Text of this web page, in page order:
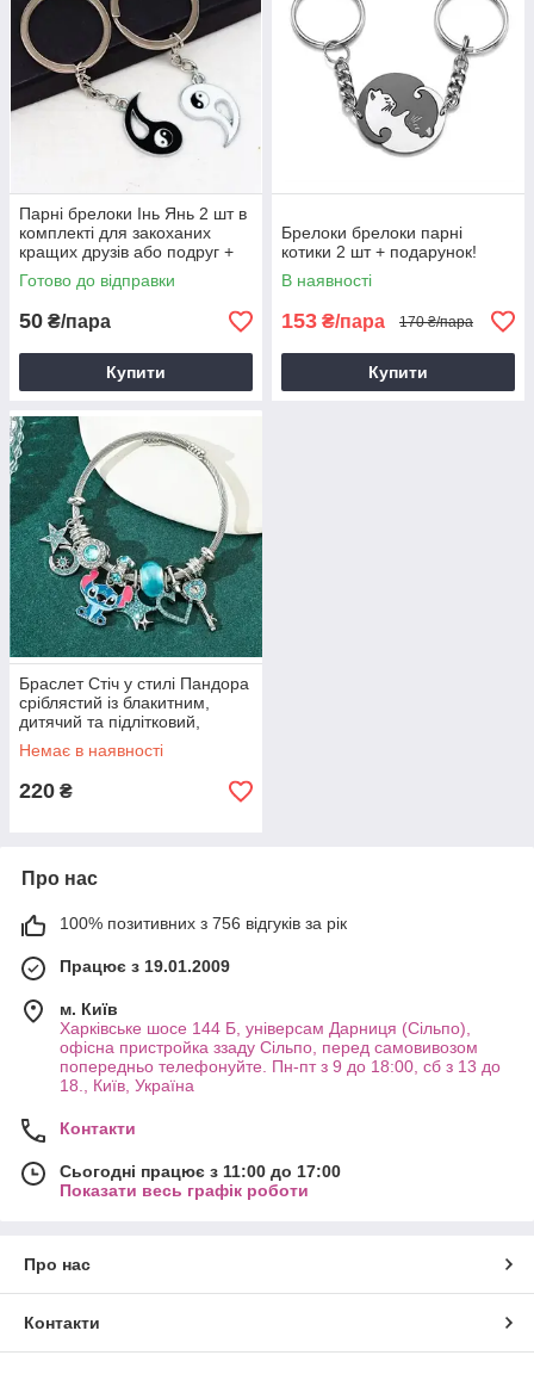
Парні брелоки Інь Янь 2 шт в
комплекті для закоханих
кращих друзів або подруг +
подарунок
Готово до відправки
50 ₴/пара
Купити
Брелоки брелоки парні
котики 2 шт + подарунок!
В наявності
153 ₴/пара 170 ₴/пара
Купити
Браслет Стіч у стилі Пандора
сріблястий із блакитним,
дитячий та підлітковий,
незамкнутий
Немає в наявності
220 ₴
Про нас
100% позитивних з 756 відгуків за рік
Працює з 19.01.2009
м. Київ
Харківське шосе 144 Б, універсам Дарниця (Сільпо),
офісна пристройка ззаду Сільпо, перед самовивозом
попередньо телефонуйте. Пн-пт з 9 до 18:00, сб з 13 до
18., Київ, Україна
Контакти
Сьогодні працює з 11:00 до 17:00
Показати весь графік роботи
Про нас
Контакти